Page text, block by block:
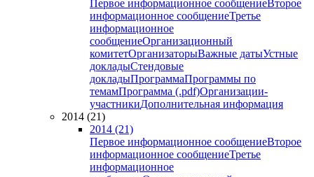
Первое информационное сообщениеВторое
информационное сообщениеТретье
информационное
сообщениеОрганизационный
комитетОрганизаторыВажные датыУстные
докладыСтендовые
докладыПрограммаПрограммы по
темамПрограмма (.pdf)Организации-
участникиДополнительная информация
2014 (21)
2014 (21)
Первое информационное сообщениеВторое
информационное сообщениеТретье
информационное